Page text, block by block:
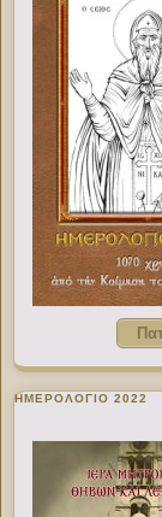
ΗΜΕΡΟΛΟΓΙΟ 2022